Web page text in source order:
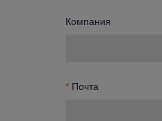
Компания
Почта